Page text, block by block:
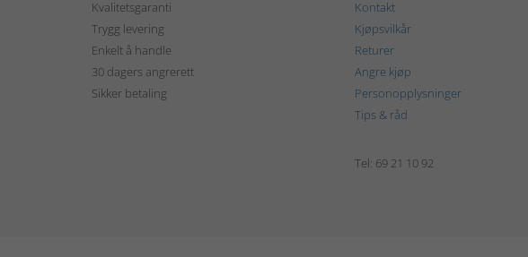
Kvalitetsgaranti
Trygg levering
Enkelt å handle
30 dagers angrerett
Sikker betaling
Kontakt
Kjøpsvilkår
Returer
Angre kjøp
Personopplysninger
Tips & råd
Tel: 69 21 10 92